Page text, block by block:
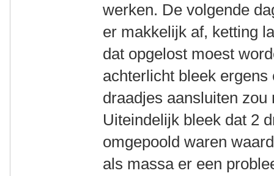
werken. De volgende
er makkelijk af, ketting
dat opgelost moest
achterlicht bleek
draadjes aansluiten
Uiteindelijk bleek dat 2
omgepoold waren
als massa er een